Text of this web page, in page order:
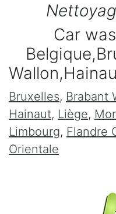
Car
Bruxelles, Brabant
Hainaut, Liège,
Limbourg, Flandre
Orientale